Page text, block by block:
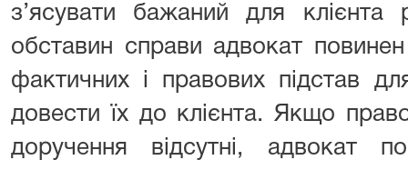
з’ясувати бажаний для клієнта
обставин справи адвокат
фактичних і правових підстав
довести їх до клієнта. Якщо
доручення відсутні, адвокат